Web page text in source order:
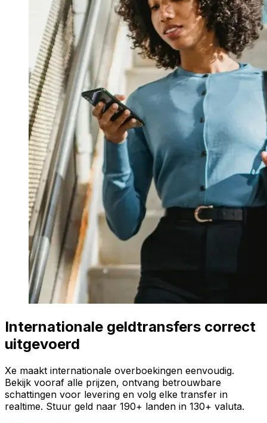
Internationale geldtransfers correct
uitgevoerd
Xe maakt internationale overboekingen eenvoudig.
Bekijk vooraf alle prijzen, ontvang betrouwbare
schattingen voor levering en volg elke transfer in
realtime. Stuur geld naar 190+ landen in 130+ valuta.